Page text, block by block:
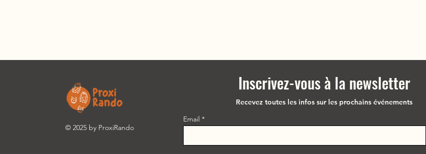
© 2025 by ProxiRando
Inscrivez-vous à la newsletter
Recevez toutes les infos sur les prochains événements
Email